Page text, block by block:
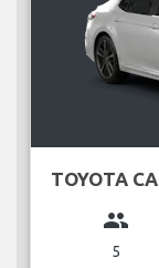
TOYOTA
group
5